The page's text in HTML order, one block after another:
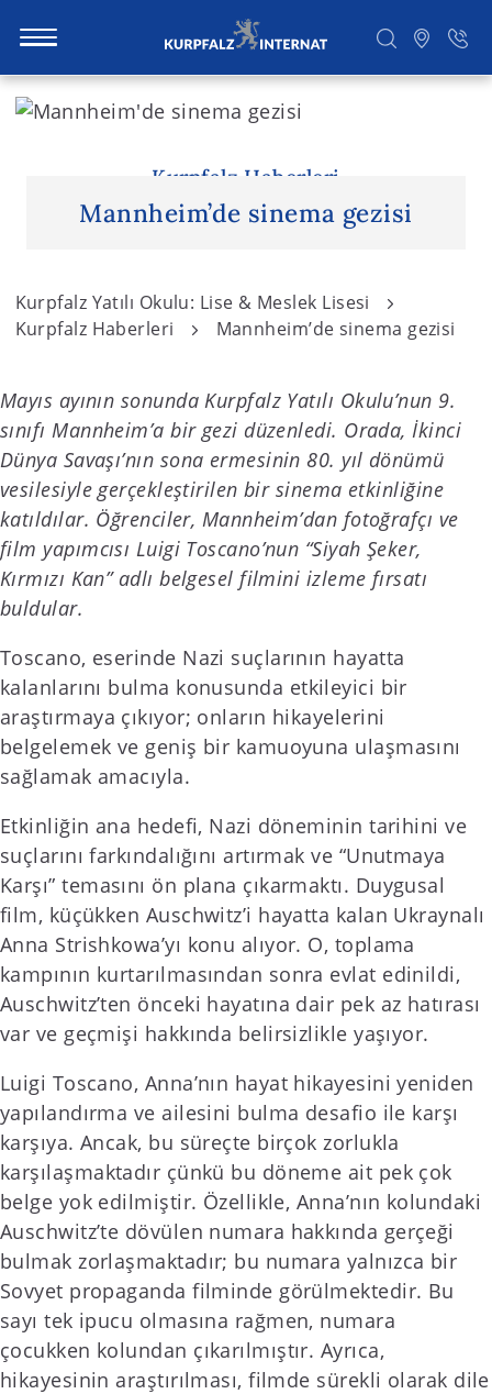
S
n
t
Kurpfalz Haberleri
Mannheim’de sinema gezisi
Kurpfalz Yatılı Okulu: Lise & Meslek Lisesi
Kurpfalz Haberleri
Mannheim’de sinema gezisi
Mayıs ayının sonunda Kurpfalz Yatılı Okulu’nun 9.
sınıfı Mannheim’a bir gezi düzenledi. Orada, İkinci
Dünya Savaşı’nın sona ermesinin 80. yıl dönümü
vesilesiyle gerçekleştirilen bir sinema etkinliğine
katıldılar. Öğrenciler, Mannheim’dan fotoğrafçı ve
film yapımcısı Luigi Toscano’nun “Siyah Şeker,
Kırmızı Kan” adlı belgesel filmini izleme fırsatı
buldular.
Toscano, eserinde Nazi suçlarının hayatta
kalanlarını bulma konusunda etkileyici bir
araştırmaya çıkıyor; onların hikayelerini
belgelemek ve geniş bir kamuoyuna ulaşmasını
sağlamak amacıyla.
Etkinliğin ana hedefi, Nazi döneminin tarihini ve
suçlarını farkındalığını artırmak ve “Unutmaya
Karşı” temasını ön plana çıkarmaktı. Duygusal
film, küçükken Auschwitz’i hayatta kalan Ukraynalı
Anna Strishkowa’yı konu alıyor. O, toplama
kampının kurtarılmasından sonra evlat edinildi,
Auschwitz’ten önceki hayatına dair pek az hatırası
var ve geçmişi hakkında belirsizlikle yaşıyor.
Luigi Toscano, Anna’nın hayat hikayesini yeniden
yapılandırma ve ailesini bulma desafio ile karşı
karşıya. Ancak, bu süreçte birçok zorlukla
karşılaşmaktadır çünkü bu döneme ait pek çok
belge yok edilmiştir. Özellikle, Anna’nın kolundaki
Auschwitz’te dövülen numara hakkında gerçeği
bulmak zorlaşmaktadır; bu numara yalnızca bir
Sovyet propaganda filminde görülmektedir. Bu
sayı tek ipucu olmasına rağmen, numara
çocukken kolundan çıkarılmıştır. Ayrıca,
hikayesinin araştırılması, filmde sürekli olarak dile